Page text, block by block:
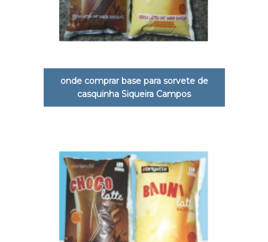
onde comprar base para sorvete de
casquinha Siqueira Campos